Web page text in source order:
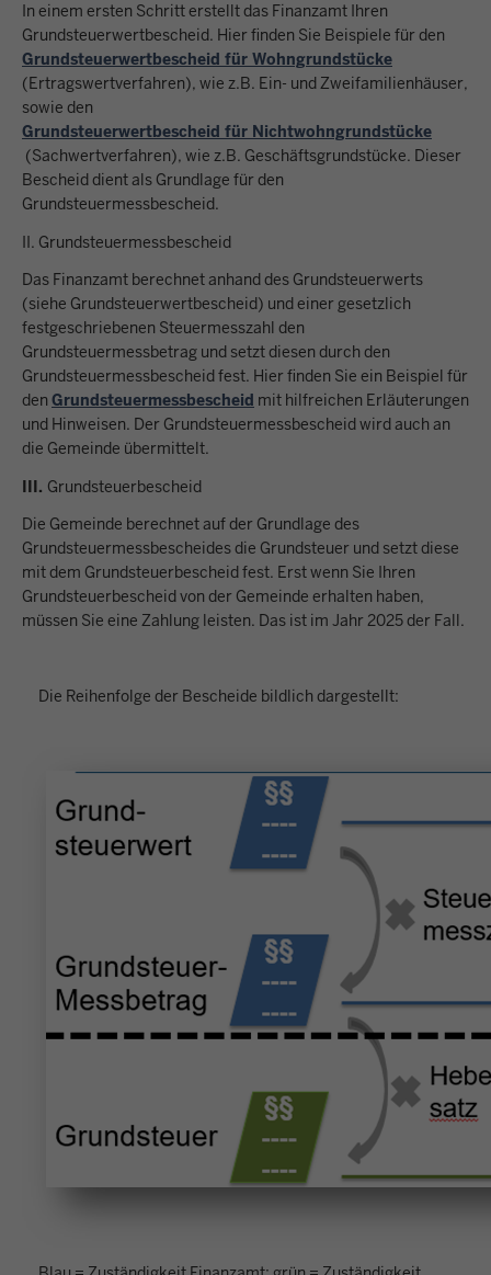
In einem ersten Schritt erstellt das Finanzamt Ihren
Grundsteuerwertbescheid. Hier finden Sie Beispiele für den
Grundsteuerwertbescheid für Wohngrundstücke
(Ertragswertverfahren), wie z.B. Ein- und Zweifamilienhäuser,
sowie den
Grundsteuerwertbescheid für Nichtwohngrundstücke
(Sachwertverfahren), wie z.B. Geschäftsgrundstücke. Dieser
Bescheid dient als Grundlage für den
Grundsteuermessbescheid.
II. Grundsteuermessbescheid
Das Finanzamt berechnet anhand des Grundsteuerwerts
(siehe Grundsteuerwertbescheid) und einer gesetzlich
festgeschriebenen Steuermesszahl den
Grundsteuermessbetrag und setzt diesen durch den
Grundsteuermessbescheid fest. Hier finden Sie ein Beispiel für
den Grundsteuermessbescheid mit hilfreichen Erläuterungen
und Hinweisen. Der Grundsteuermessbescheid wird auch an
die Gemeinde übermittelt.
III. Grundsteuerbescheid
Die Gemeinde berechnet auf der Grundlage des
Grundsteuermessbescheides die Grundsteuer und setzt diese
mit dem Grundsteuerbescheid fest. Erst wenn Sie Ihren
Grundsteuerbescheid von der Gemeinde erhalten haben,
müssen Sie eine Zahlung leisten. Das ist im Jahr 2025 der Fall.
Die Reihenfolge der Bescheide bildlich dargestellt: